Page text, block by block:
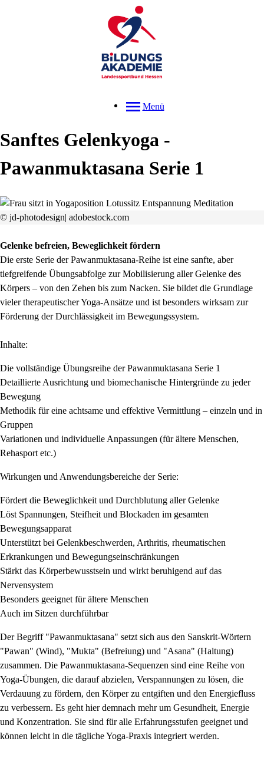
Menü
Sanftes Gelenkyoga -
Pawanmuktasana Serie 1
© jd-photodesign| adobestock.com
Gelenke befreien, Beweglichkeit fördern
Die erste Serie der Pawanmuktasana-Reihe ist eine sanfte, aber
tiefgreifende Übungsabfolge zur Mobilisierung aller Gelenke des
Körpers – von den Zehen bis zum Nacken. Sie bildet die Grundlage
vieler therapeutischer Yoga-Ansätze und ist besonders wirksam zur
Förderung der Durchlässigkeit im Bewegungssystem.
Inhalte:
Die vollständige Übungsreihe der Pawanmuktasana Serie 1
Detaillierte Ausrichtung und biomechanische Hintergründe zu jeder
Bewegung
Methodik für eine achtsame und effektive Vermittlung – einzeln und in
Gruppen
Variationen und individuelle Anpassungen (für ältere Menschen,
Rehasport etc.)
Wirkungen und Anwendungsbereiche der Serie:
Fördert die Beweglichkeit und Durchblutung aller Gelenke
Löst Spannungen, Steifheit und Blockaden im gesamten
Bewegungsapparat
Unterstützt bei Gelenkbeschwerden, Arthritis, rheumatischen
Erkrankungen und Bewegungseinschränkungen
Stärkt das Körperbewusstsein und wirkt beruhigend auf das
Nervensystem
Besonders geeignet für ältere Menschen
Auch im Sitzen durchführbar
Der Begriff "Pawanmuktasana" setzt sich aus den Sanskrit-Wörtern
"Pawan" (Wind), "Mukta" (Befreiung) und "Asana" (Haltung)
zusammen. Die Pawanmuktasana-Sequenzen sind eine Reihe von
Yoga-Übungen, die darauf abzielen, Verspannungen zu lösen, die
Verdauung zu fördern, den Körper zu entgiften und den Energiefluss
zu verbessern. Es geht hier demnach mehr um Gesundheit, Energie
und Konzentration. Sie sind für alle Erfahrungsstufen geeignet und
können leicht in die tägliche Yoga-Praxis integriert werden.